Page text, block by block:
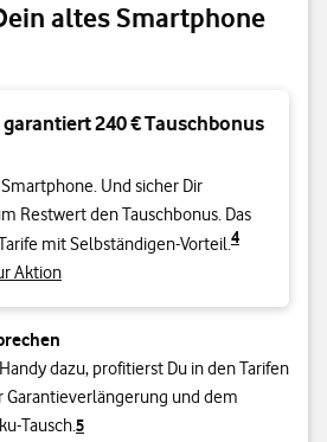
altes Smartphone
garantiert 240 € Tauschbonus
Und sicher Dir
Restwert den Tauschbonus. Das
mit Selbständigen-Vorteil.4
Aktion
dazu, profitierst Du in den Tarifen
Garantieverlängerung und dem
Tausch.5